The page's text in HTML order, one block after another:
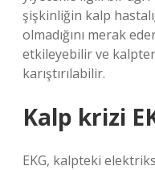
şişkinliğin kalp
olmadığını merak
etkileyebilir ve
karıştırılabilir.
Kalp krizi
EKG, kalpteki